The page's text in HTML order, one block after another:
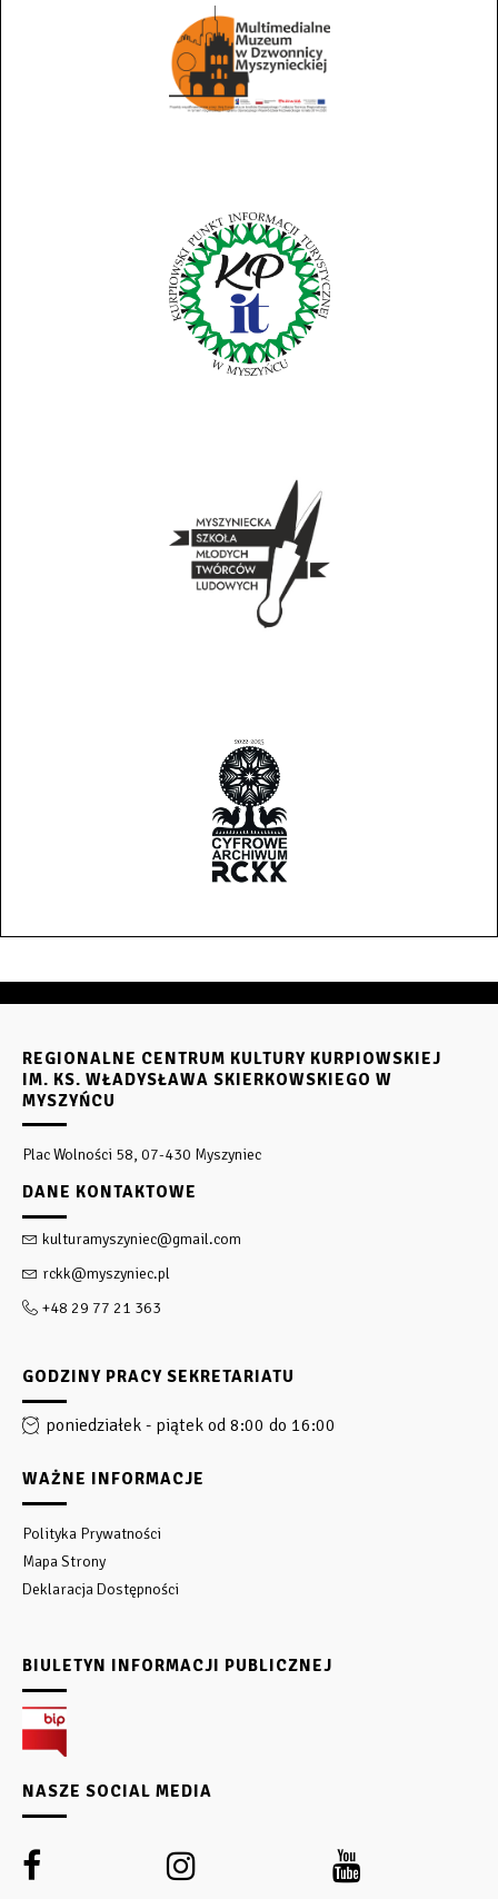
REGIONALNE CENTRUM KULTURY KURPIOWSKIEJ
IM. KS. WŁADYSŁAWA SKIERKOWSKIEGO W
MYSZYŃCU
Plac Wolności 58, 07-430 Myszyniec
DANE KONTAKTOWE
kulturamyszyniec@gmail.com
rckk@myszyniec.pl
+48 29 77 21 363
GODZINY PRACY SEKRETARIATU
poniedziałek - piątek od 8:00 do 16:00
WAŻNE INFORMACJE
Polityka Prywatności
Mapa Strony
Deklaracja Dostępności
BIULETYN INFORMACJI PUBLICZNEJ
NASZE SOCIAL MEDIA